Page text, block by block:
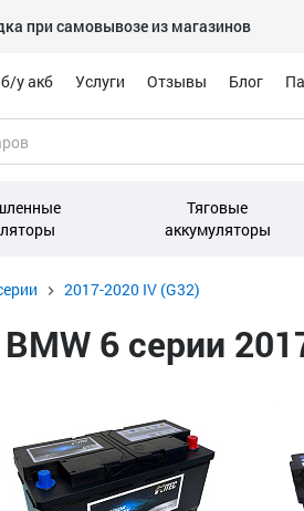
при самовывозе из магазинов
у акб Услуги Отзывы Блог
Тяговые
аккумуляторы
2017-2020 IV (G32)
6 серии